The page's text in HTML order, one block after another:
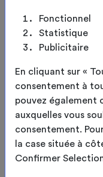
Fonctionnel
Statistique
Publicitaire
En cliquant sur «
consentement à
pouvez également
auxquelles vous
consentement.
la case située à
Confirmer
CHAMP VERRON
85200 Longeves